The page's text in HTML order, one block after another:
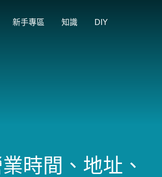
新手專區 知識 DIY
時間、地址、